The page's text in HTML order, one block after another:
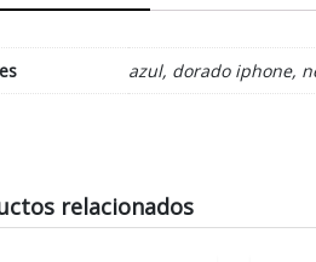
azul, dorado iphone,
relacionados